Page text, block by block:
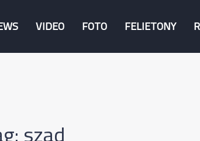
VIDEO FOTO FELIETONY